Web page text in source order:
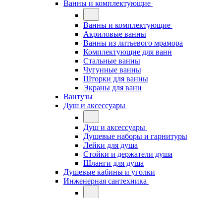
Ванны и комплектующие
Ванны и комплектующие
Акриловые ванны
Ванны из литьевого мрамора
Комплектующие для ванн
Стальные ванны
Чугунные ванны
Шторки для ванны
Экраны для ванн
Вантузы
Душ и аксессуары
Душ и аксессуары
Душевые наборы и гарнитуры
Лейки для душа
Стойки и держатели душа
Шланги для душа
Душевые кабины и уголки
Инженерная сантехника